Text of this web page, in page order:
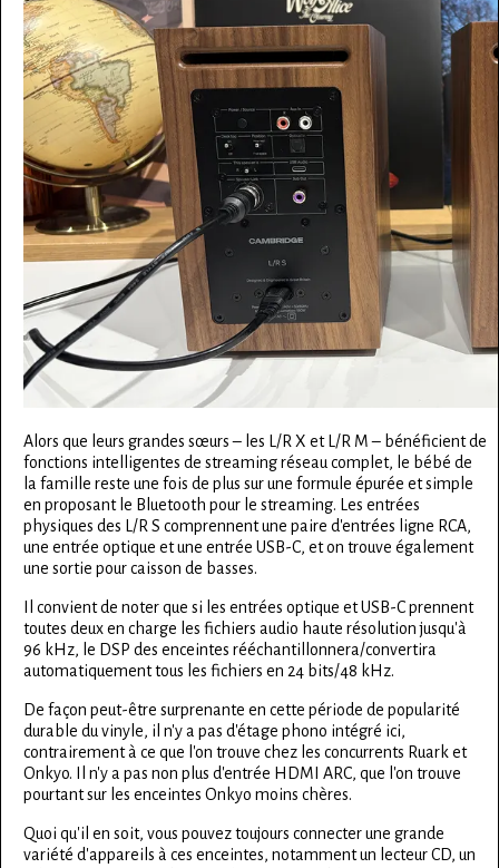
Alors que leurs grandes sœurs – les L/R X et L/R M – bénéficient de
fonctions intelligentes de streaming réseau complet, le bébé de
la famille reste une fois de plus sur une formule épurée et simple
en proposant le Bluetooth pour le streaming. Les entrées
physiques des L/R S comprennent une paire d'entrées ligne RCA,
une entrée optique et une entrée USB-C, et on trouve également
une sortie pour caisson de basses.
Il convient de noter que si les entrées optique et USB-C prennent
toutes deux en charge les fichiers audio haute résolution jusqu'à
96 kHz, le DSP des enceintes rééchantillonnera/convertira
automatiquement tous les fichiers en 24 bits/48 kHz.
De façon peut-être surprenante en cette période de popularité
durable du vinyle, il n'y a pas d'étage phono intégré ici,
contrairement à ce que l'on trouve chez les concurrents Ruark et
Onkyo. Il n'y a pas non plus d'entrée HDMI ARC, que l'on trouve
pourtant sur les enceintes Onkyo moins chères.
Quoi qu'il en soit, vous pouvez toujours connecter une grande
variété d'appareils à ces enceintes, notamment un lecteur CD, un